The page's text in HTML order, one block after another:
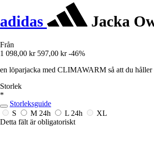
adidas Jacka
Från
1 098,00 kr 597,00 kr -46%
en löparjacka med CLIMAWARM så att du
Storlek
*
Storleksguide
S
M 24h L 24h
XL
Detta fält är obligatoriskt